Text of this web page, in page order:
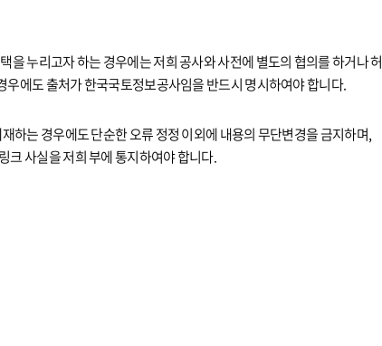
누리고자 하는 경우에는 저희 공사와 사전에 별도의 협의를 하거나 허
에도 출처가 한국국토정보공사임을 반드시 명시하여야 합니다.
하는 경우에도 단순한 오류 정정 이외에 내용의 무단변경을 금지하며,
크 사실을 저희 부에 통지하여야 합니다.